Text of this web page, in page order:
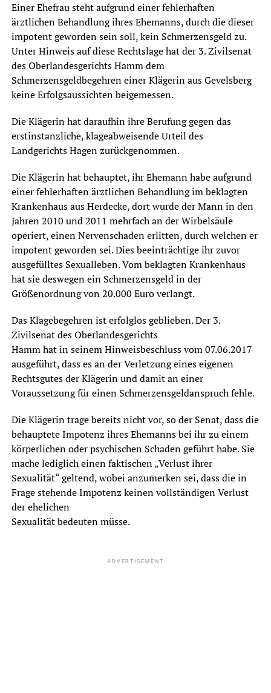
Einer Ehefrau steht aufgrund einer fehlerhaften
ärztlichen Behandlung ihres Ehemanns, durch die dieser
impotent geworden sein soll, kein Schmerzensgeld zu.
Unter Hinweis auf diese Rechtslage hat der 3. Zivilsenat
des Oberlandesgerichts Hamm dem
Schmerzensgeldbegehren einer Klägerin aus Gevelsberg
keine Erfolgsaussichten beigemessen.
Die Klägerin hat daraufhin ihre Berufung gegen das
erstinstanzliche, klageabweisende Urteil des
Landgerichts Hagen zurückgenommen.
Die Klägerin hat behauptet, ihr Ehemann habe aufgrund
einer fehlerhaften ärztlichen Behandlung im beklagten
Krankenhaus aus Herdecke, dort wurde der Mann in den
Jahren 2010 und 2011 mehrfach an der Wirbelsäule
operiert, einen Nervenschaden erlitten, durch welchen er
impotent geworden sei. Dies beeinträchtige ihr zuvor
ausgefülltes Sexualleben. Vom beklagten Krankenhaus
hat sie deswegen ein Schmerzensgeld in der
Größenordnung von 20.000 Euro verlangt.
Das Klagebegehren ist erfolglos geblieben. Der 3.
Zivilsenat des Oberlandesgerichts
Hamm hat in seinem Hinweisbeschluss vom 07.06.2017
ausgeführt, dass es an der Verletzung eines eigenen
Rechtsgutes der Klägerin und damit an einer
Voraussetzung für einen Schmerzensgeldanspruch fehle.
Die Klägerin trage bereits nicht vor, so der Senat, dass die
behauptete Impotenz ihres Ehemanns bei ihr zu einem
körperlichen oder psychischen Schaden geführt habe. Sie
mache lediglich einen faktischen „Verlust ihrer
Sexualität“ geltend, wobei anzumerken sei, dass die in
Frage stehende Impotenz keinen vollständigen Verlust
der ehelichen
Sexualität bedeuten müsse.
ADVERTISEMENT